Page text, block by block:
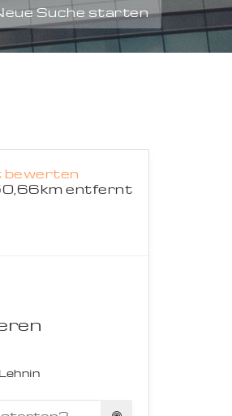
Suche starten
entfernt